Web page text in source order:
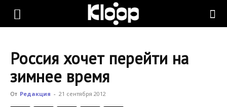
KLOOP.KG
Новости
Россия хочет перейти на
зимнее время
От Редакция - 21 сентября 2012